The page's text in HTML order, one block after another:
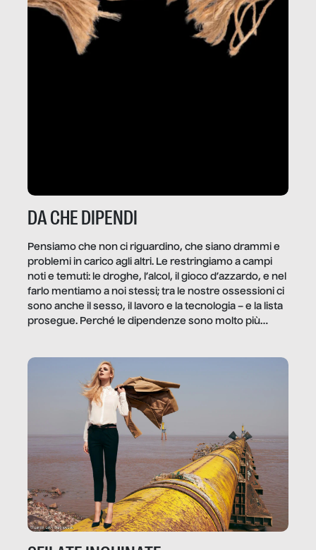
DA CHE DIPENDI
Pensiamo che non ci riguardino, che siano drammi e
problemi in carico agli altri. Le restringiamo a campi
noti e temuti: le droghe, l’alcol, il gioco d’azzardo, e nel
farlo mentiamo a noi stessi; tra le nostre ossessioni ci
sono anche il sesso, il lavoro e la tecnologia – e la lista
prosegue. Perché le dipendenze sono molto più
trae un guadagno. In questo reportage vediamo
quale e come.